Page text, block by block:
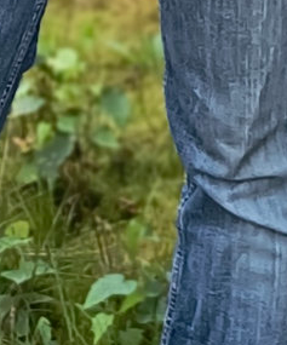
normalerweise auch
aufnehmen kann.
und wieder mal, zB. in
dachte immer, das
mit Genehmigung
nie darüber
und Pflichten, an
mit Kameraausrüstung